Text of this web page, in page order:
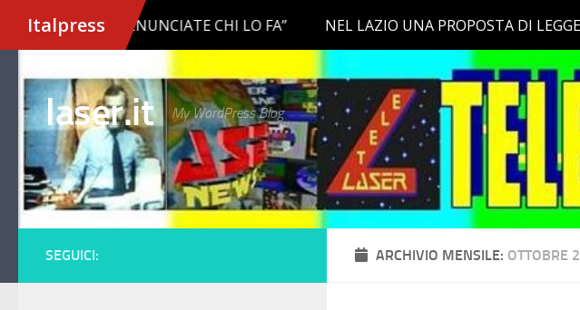
Salta al contenuto
laser.it My WordPress Blog
ARCHIVIO MENSILE: OTTOBRE
SEGUICI: